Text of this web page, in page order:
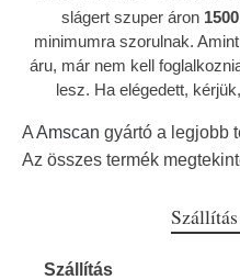
slágert szuper áron
minimumra szorulnak.
áru, már nem kell
lesz. Ha elégedett,
AAmscan gyártó a legjobb
Az összes termék
Szállítás